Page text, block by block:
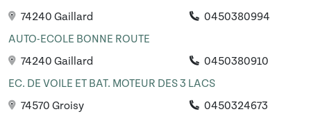
74240 Gaillard
0450380994
AUTO-ECOLE BONNE ROUTE
74240 Gaillard
0450380910
EC. DE VOILE ET BAT. MOTEUR DES 3 LACS
74570 Groisy
0450324673